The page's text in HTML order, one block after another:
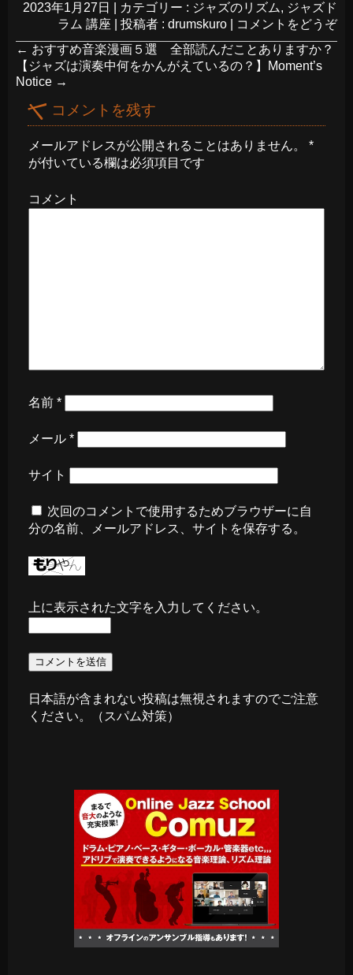
2023年1月27日 カテゴリー : ジャズのリズム, ジャズド
ラム 講座
投稿者 : drumskuro
コメントをどうぞ
← おすすめ音楽漫画５選 全部読んだことありますか？
【ジャズは演奏中何をかんがえているの？】Moment’s
Notice →
コメントを残す
メールアドレスが公開されることはありません。
*
が付いている欄は必須項目です
コメント
名前 *
メール *
サイト
次回のコメントで使用するためブラウザーに自
分の名前、メールアドレス、サイトを保存する。
上に表示された文字を入力してください。
日本語が含まれない投稿は無視されますのでご注意
ください。（スパム対策）